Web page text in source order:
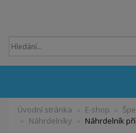
Úvodní stránka E-shop
Náhrdelníky
Náhrdelník